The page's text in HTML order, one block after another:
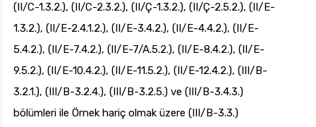
(II/C-1.3.2.), (II/C-2.3.2.), (II/Ç-1.3.2.), (II/Ç-2.5.2.), (II/E-
1.3.2.), (II/E-2.4.1.2.), (II/E-3.4.2.), (II/E-4.4.2.), (II/E-
5.4.2.), (II/E-7.4.2.), (II/E-7/A.5.2.), (II/E-8.4.2.), (II/E-
9.5.2.), (II/E-10.4.2.), (II/E-11.5.2.), (II/E-12.4.2.), (III/B-
3.2.1.), (III/B-3.2.4.), (III/B-3.2.5.) ve (III/B-3.4.3.)
bölümleri ile Örnek hariç olmak üzere (III/B-3.3.)